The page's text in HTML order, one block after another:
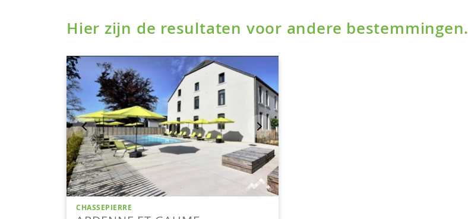
Hier zijn de resultaten voor andere bestemmingen.